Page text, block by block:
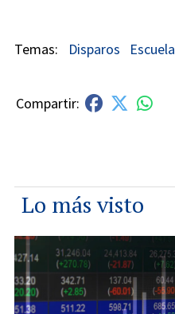
Disparos Escuela
Lo más visto